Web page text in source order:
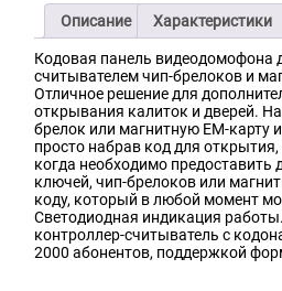
Описание Характеристики
Кодовая панель видеодомофона
считывателем чип-брелоков и
Отличное решение для
открывания калиток и дверей.
брелок или магнитную EM-карту
просто набрав код для
когда необходимо предоставить
ключей, чип-брелоков или
коду, который в любой момент
Светодиодная индикация
контроллер-считыватель с
2000 абонентов, поддержкой